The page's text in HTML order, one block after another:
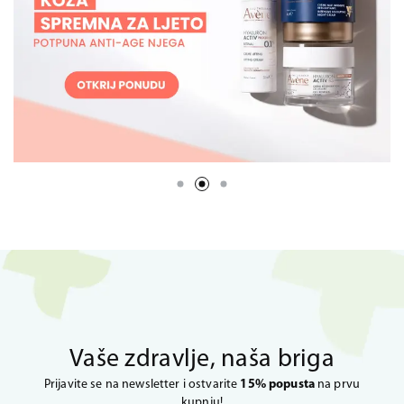
Vaše zdravlje, naša briga
Prijavite se na newsletter i ostvarite 15% popustana prvu